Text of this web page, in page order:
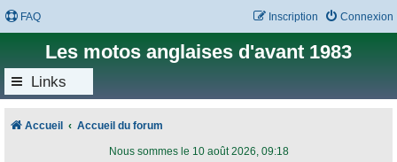
FAQ Connexion
Inscription
Les motos anglaises d'avant 1983
Links
Accueil Accueil du forum
Nous sommes le 10 août 2026, 09:18